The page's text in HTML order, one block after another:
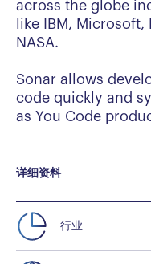
across the globe
like IBM,
NASA.
Sonar allows
code quickly and
as You Code
详细资料
行业